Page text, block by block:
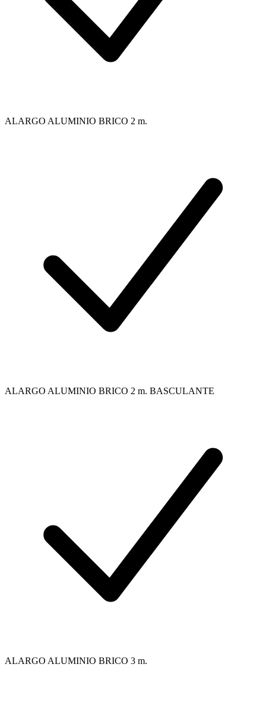
ALARGO ALUMINIO BRICO 2 m.
ALARGO ALUMINIO BRICO 2 m. BASCULANTE
ALARGO ALUMINIO BRICO 3 m.